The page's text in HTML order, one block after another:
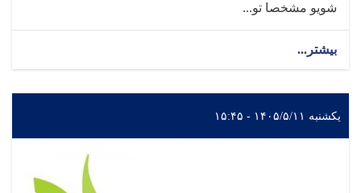
شویو مشخصا تو...
بیشتر...
یکشنبه ۱۴۰۵/۵/۱۱ - ۱۵:۴۵